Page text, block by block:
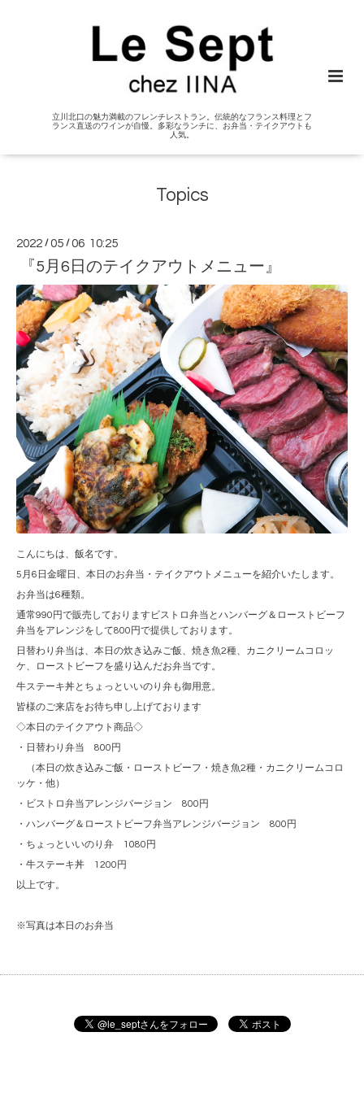
立川北口の魅力満載のフレンチレストラン。伝統的なフランス料理とフ
ランス直送のワインが自慢。多彩なランチに、お弁当・テイクアウトも
人気。
Topics
2022 /05 /06 10:25
『5月6日のテイクアウトメニュー』
こんにちは、飯名です。
5月6日金曜日、本日のお弁当・テイクアウトメニューを紹介いたします。
お弁当は6種類。
通常990円で販売しておりますビストロ弁当とハンバーグ＆ローストビーフ
弁当をアレンジをして800円で提供しております。
日替わり弁当は、本日の炊き込みご飯、焼き魚2種、カニクリームコロッ
ケ、ローストビーフを盛り込んだお弁当です。
牛ステーキ丼とちょっといいのり弁も御用意。
皆様のご来店をお待ち申し上げております
◇本日のテイクアウト商品◇
・日替わり弁当 800円
（本日の炊き込みご飯・ローストビーフ・焼き魚2種・カニクリームコロ
ッケ・他）
・ビストロ弁当アレンジバージョン 800円
・ハンバーグ＆ローストビーフ弁当アレンジバージョン 800円
・ちょっといいのり弁 1080円
・牛ステーキ丼 1200円
以上です。
※写真は本日のお弁当